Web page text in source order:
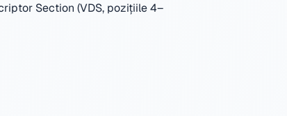
Section (VDS, pozițiile 4–